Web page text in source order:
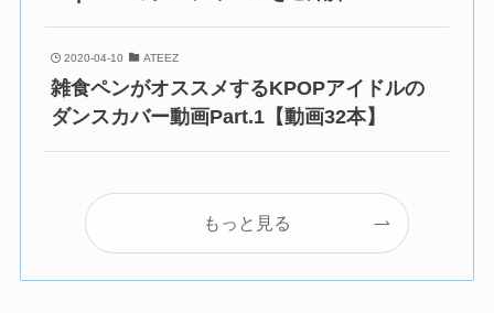
2020-04-10 ATEEZ
雑食ペンがオススメするKPOPアイドルの
ダンスカバー動画Part.1【動画32本】
もっと見る